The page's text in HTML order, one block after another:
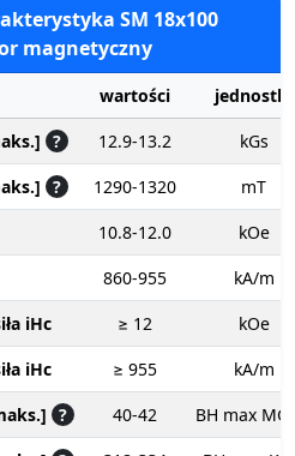
SM 18x100
magnetyczny
wartości
jednostki
? 12.9-13.2
kGs
? 1290-1320
mT
10.8-12.0
kOe
860-955
kA/m
iHc
≥ 12
kOe
iHc
≥ 955
kA/m
? 40-42
BH max